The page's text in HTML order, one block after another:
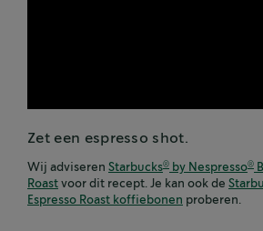
Zet een espresso shot.
Wij adviseren Starbucks® by Nespresso®
Roast voor dit recept. Je kan ook de
Espresso Roast koffiebonen proberen.